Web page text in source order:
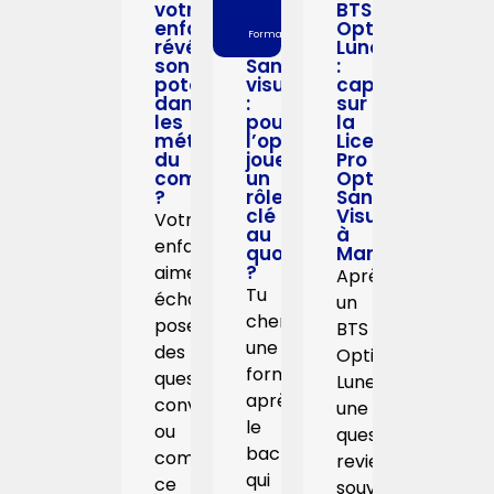
votre
enfant
révélait
son
potentiel
dans
les
métiers
du
commerce
?
Votre
enfant
aime
échanger,
poser
des
questions,
convaincre
ou
comprendre
ce
Formations
Santé
visuelle
:
pourquoi
l’opticien
joue
un
rôle
clé
au
quotidien
?
Tu
cherches
une
formation
après
le
bac
qui
BTS
Opticien-
Lunetier
:
cap
sur
la
Licence
Pro
Optique
Santé
Visuelle
à
Marseille
Après
un
BTS
Opticien-
Lunetier,
une
question
revient
souvent